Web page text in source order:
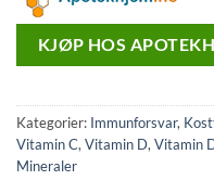
KJØP HOS
Kategorier: Immunforsvar,
Vitamin C,Vitamin D,Vitamin
Mineraler